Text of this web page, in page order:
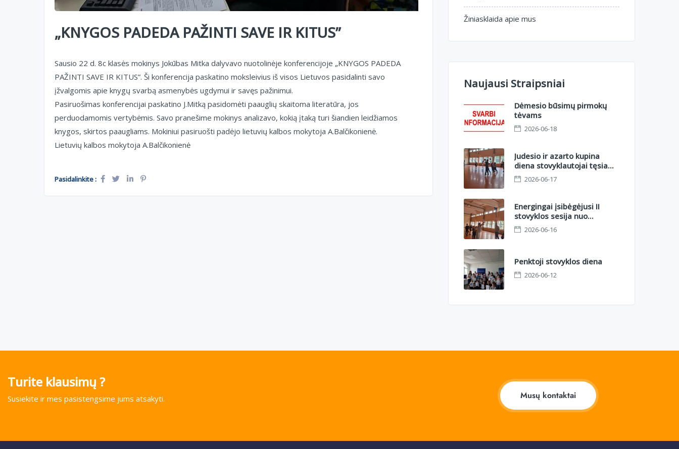
„KNYGOS PADEDA PAŽINTI SAVE IR KITUS”
Sausio 22 d. 8c klasės mokinys Jokūbas Mitka dalyvavo nuotolinėje konferencijoje „KNYGOS PADEDA
PAŽINTI SAVE IR KITUS”. Ši konferencija paskatino moksleivius iš visos Lietuvos pasidalinti savo
įžvalgomis apie knygų svarbą asmenybės ugdymui ir savęs pažinimui.
Pasiruošimas konferencijai paskatino J.Mitką pasidomėti paauglių skaitoma literatūra, jos
perduodamomis vertybėmis. Savo pranešime mokinys analizavo, kokią įtaką turi šiandien leidžiamos
knygos, skirtos paaugliams. Mokiniui pasiruošti padėjo lietuvių kalbos mokytoja A.Balčikonienė.
Lietuvių kalbos mokytoja A.Balčikonienė
Pasidalinkite :
Žiniasklaida apie mus
Naujausi Straipsniai
Dėmesio būsimų pirmokų
tėvams
2026-06-18
Judesio ir azarto kupina
diena stovyklautojai tęsia
nuotykius II sesijoje.
2026-06-17
Energingai įsibėgėjusi II
stovyklos sesija nuo
azartinio orientacinio iki
sportinių kovų aikštelėje
2026-06-16
Penktoji stovyklos diena
2026-06-12
Turite klausimų ?
Susiekite ir mes pasistengsime jums atsakyti. Musų kontaktai